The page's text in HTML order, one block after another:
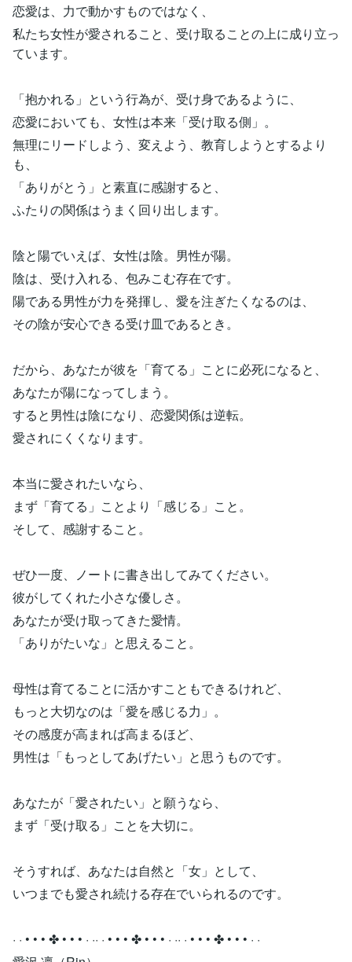
恋愛は、力で動かすものではなく、
私たち女性が愛されること、受け取ることの上に成り立っ
ています。
「抱かれる」という行為が、受け身であるように、
恋愛においても、女性は本来「受け取る側」。
無理にリードしよう、変えよう、教育しようとするより
も、
「ありがとう」と素直に感謝すると、
ふたりの関係はうまく回り出します。
陰と陽でいえば、女性は陰。男性が陽。
陰は、受け入れる、包みこむ存在です。
陽である男性が力を発揮し、愛を注ぎたくなるのは、
その陰が安心できる受け皿であるとき。
だから、あなたが彼を「育てる」ことに必死になると、
あなたが陽になってしまう。
すると男性は陰になり、恋愛関係は逆転。
愛されにくくなります。
本当に愛されたいなら、
まず「育てる」ことより「感じる」こと。
そして、感謝すること。
ぜひ一度、ノートに書き出してみてください。
彼がしてくれた小さな優しさ。
あなたが受け取ってきた愛情。
「ありがたいな」と思えること。
母性は育てることに活かすこともできるけれど、
もっと大切なのは「愛を感じる力」。
その感度が高まれば高まるほど、
男性は「もっとしてあげたい」と思うものです。
あなたが「愛されたい」と願うなら、
まず「受け取る」ことを大切に。
そうすれば、あなたは自然と「女」として、
いつまでも愛され続ける存在でいられるのです。
· · • • • ✤ • • • · ·· · • • • ✤ • • • · ·· · • • • ✤ • • • · ·